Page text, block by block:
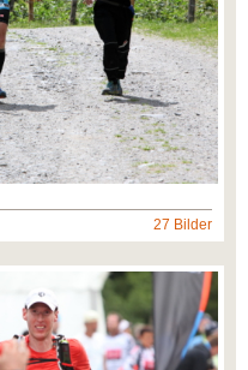
27 Bilder